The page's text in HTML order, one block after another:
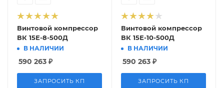
Винтовой компрессор
ВК 15Е-8-500Д
В НАЛИЧИИ
590 263 ₽
ЗАПРОСИТЬ КП
Винтовой компрессор
ВК 15Е-10-500Д
В НАЛИЧИИ
590 263 ₽
ЗАПРОСИТЬ КП